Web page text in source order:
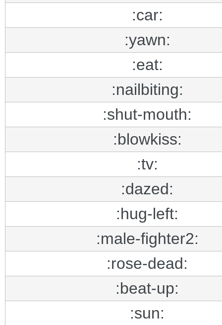
:car:
:yawn:
:eat:
:nailbiting:
:shut-mouth:
:blowkiss:
:tv:
:dazed:
:hug-left:
:male-fighter2:
:rose-dead:
:beat-up:
:sun: